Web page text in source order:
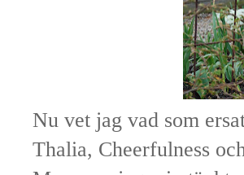
Nu vet jag vad som
Thalia, Cheerfulness